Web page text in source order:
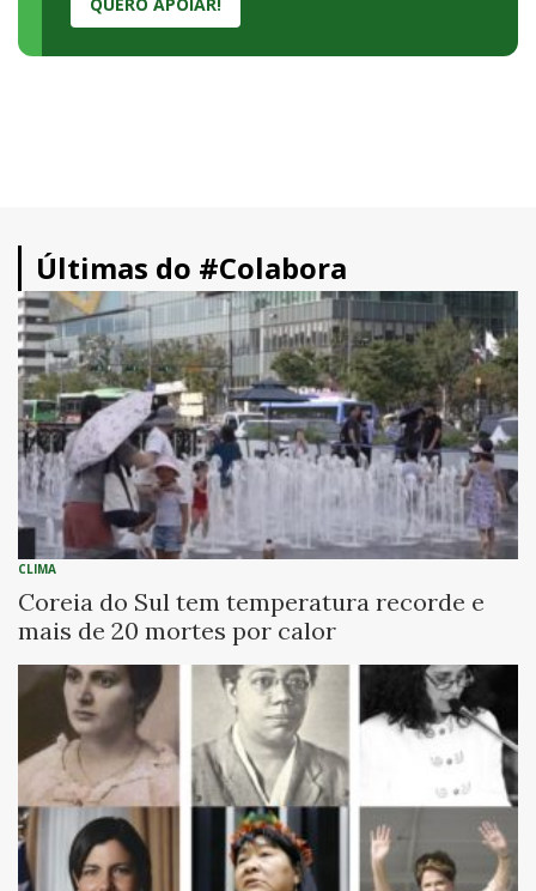
Últimas do #Colabora
CLIMA
Coreia do Sul tem temperatura recorde e
mais de 20 mortes por calor